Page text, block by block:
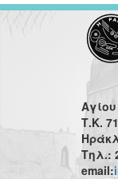
Αγίου
Τ.Κ.
Τηλ.:
email: